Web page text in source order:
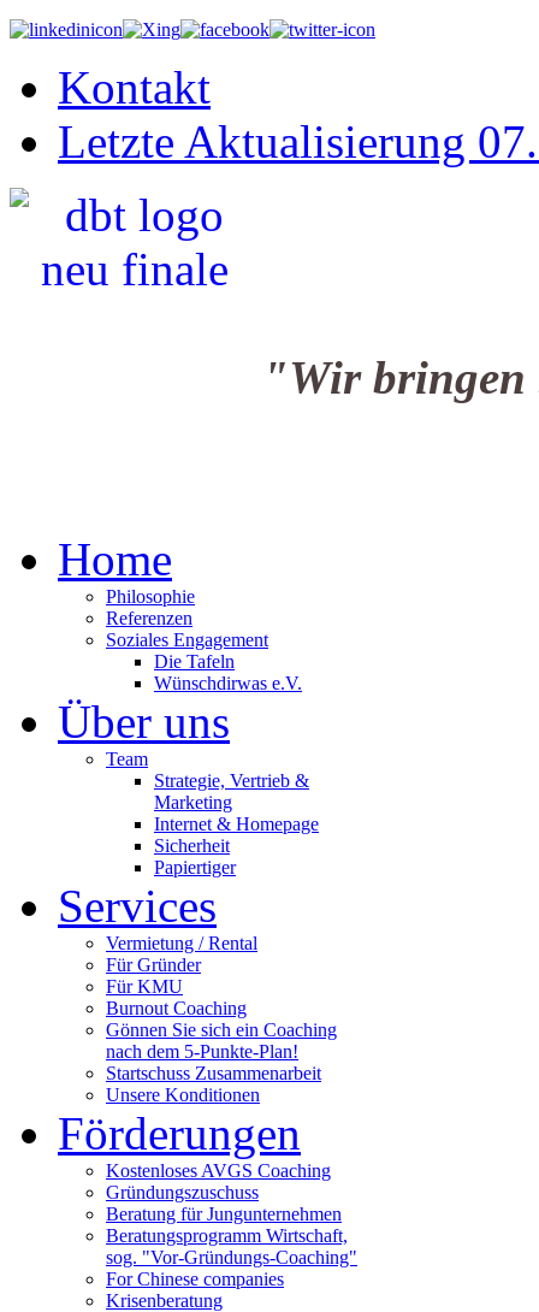
Kontakt
Letzte Aktualisierung
"Wir bringen Sie
Home
Philosophie
Referenzen
Soziales Engagement
Die Tafeln
Wünschdirwas e.V.
Über uns
Team
Strategie, Vertrieb &
Marketing
Internet & Homepage
Sicherheit
Papiertiger
Services
Vermietung / Rental
Für Gründer
Für KMU
Burnout Coaching
Gönnen Sie sich ein Coaching
nach dem 5-Punkte-Plan!
Startschuss Zusammenarbeit
Unsere Konditionen
Förderungen
Kostenloses AVGS Coaching
Gründungszuschuss
Beratung für Jungunternehmen
Beratungsprogramm Wirtschaft,
sog. "Vor-Gründungs-Coaching"
For Chinese companies
Krisenberatung